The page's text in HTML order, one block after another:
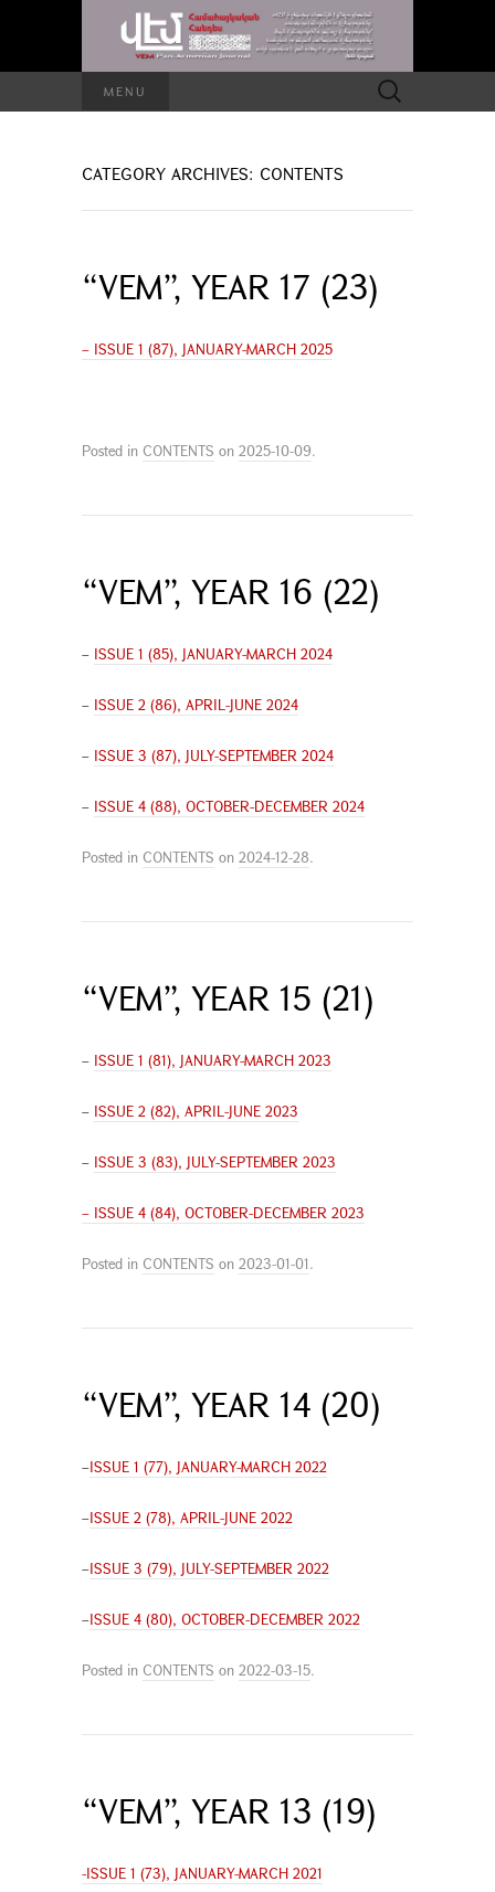
MENU
Search
for:
CATEGORY ARCHIVES: CONTENTS
“VEM”, YEAR 17 (23)
– ISSUE 1 (87), JANUARY-MARCH 2025
Posted in CONTENTS on 2025-10-09.
“VEM”, YEAR 16 (22)
– ISSUE 1 (85), JANUARY-MARCH 2024
– ISSUE 2 (86), APRIL-JUNE 2024
– ISSUE 3 (87), JULY-SEPTEMBER 2024
– ISSUE 4 (88), OCTOBER-DECEMBER 2024
Posted in CONTENTS on 2024-12-28.
“VEM”, YEAR 15 (21)
– ISSUE 1 (81), JANUARY-MARCH 2023
– ISSUE 2 (82), APRIL-JUNE 2023
– ISSUE 3 (83), JULY-SEPTEMBER 2023
– ISSUE 4 (84), OCTOBER-DECEMBER 2023
Posted in CONTENTS on 2023-01-01.
“VEM”, YEAR 14 (20)
–ISSUE 1 (77), JANUARY-MARCH 2022
–ISSUE 2 (78), APRIL-JUNE 2022
–ISSUE 3 (79), JULY-SEPTEMBER 2022
–ISSUE 4 (80), OCTOBER-DECEMBER 2022
Posted in CONTENTS on 2022-03-15.
“VEM”, YEAR 13 (19)
-ISSUE 1 (73), JANUARY-MARCH 2021